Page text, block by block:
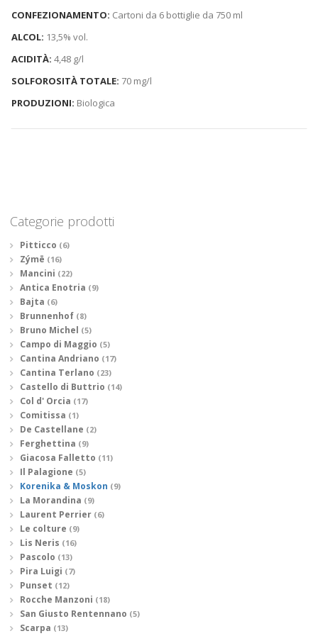
CONFEZIONAMENTO: Cartoni da 6 bottiglie da 750 ml
ALCOL: 13,5% vol.
ACIDITÀ: 4,48 g/l
SOLFOROSITÀ TOTALE: 70 mg/l
PRODUZIONI: Biologica
Categorie prodotti
Pitticco (6)
Zýmē (16)
Mancini (22)
Antica Enotria (9)
Bajta (6)
Brunnenhof (8)
Bruno Michel (5)
Campo di Maggio (5)
Cantina Andriano (17)
Cantina Terlano (23)
Castello di Buttrio (14)
Col d' Orcia (17)
Comitissa (1)
De Castellane (2)
Ferghettina (9)
Giacosa Falletto (11)
Il Palagione (5)
Korenika & Moskon (9)
La Morandina (9)
Laurent Perrier (6)
Le colture (9)
Lis Neris (16)
Pascolo (13)
Pira Luigi (7)
Punset (12)
Rocche Manzoni (18)
San Giusto Rentennano (5)
Scarpa (13)